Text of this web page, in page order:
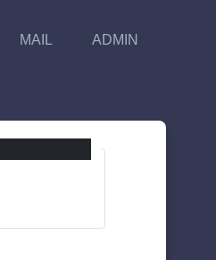
MAIL ADMIN